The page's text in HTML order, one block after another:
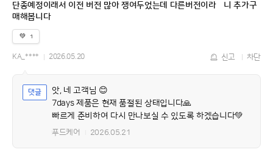
단종예정이래서 이전 버전 많아 쟁여두었는데 다른버전이라핟니 추가구
매해봅니다
💚 1
KA_**** 2026.05.20 신고 차단
앗, 네 고객님 😊
7days 제품은 현재 품절된 상태입니다🙏
빠르게 준비하여 다시 만나보실 수 있도록 하겠습니다💚
푸드케어 2026.05.21